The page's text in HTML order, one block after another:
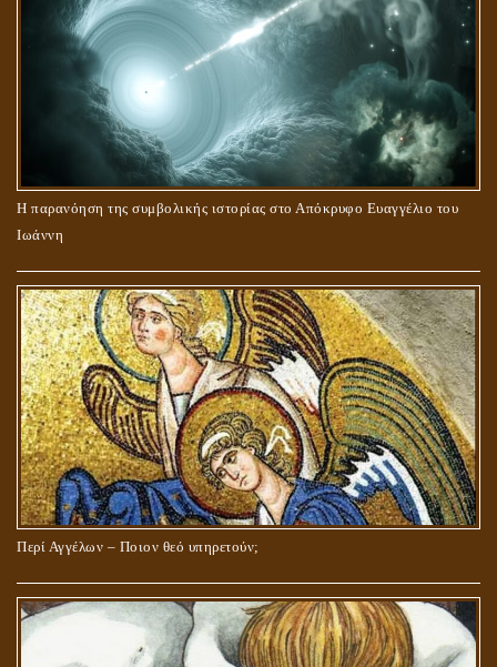
Η παρανόηση της συμβολικής ιστορίας στο Απόκρυφο Ευαγγέλιο του
Ιωάννη
Περί Αγγέλων – Ποιον θεό υπηρετούν;